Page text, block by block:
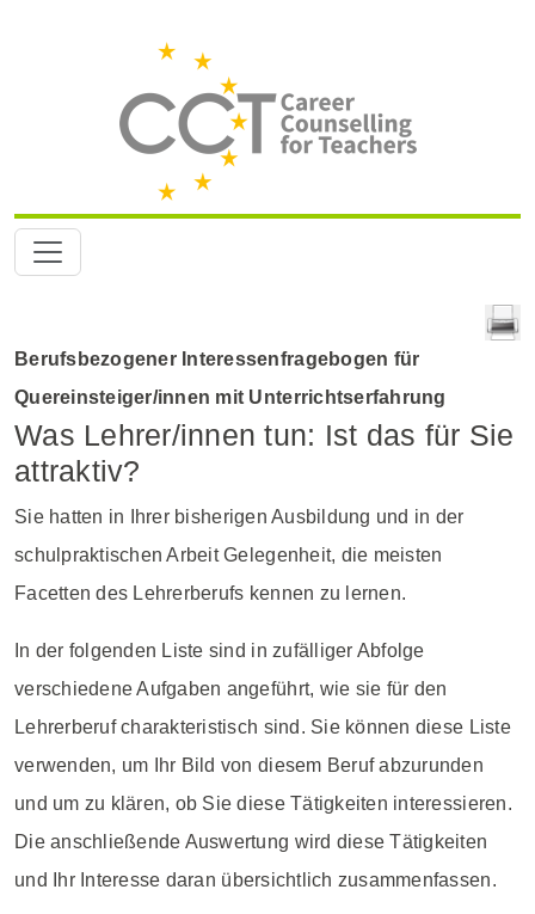
Berufsbezogener Interessenfragebogen für
Quereinsteiger/innen mit Unterrichtserfahrung
Was Lehrer/innen tun: Ist das für Sie
attraktiv?
Sie hatten in Ihrer bisherigen Ausbildung und in der
schulpraktischen Arbeit Gelegenheit, die meisten
Facetten des Lehrerberufs kennen zu lernen.
In der folgenden Liste sind in zufälliger Abfolge
verschiedene Aufgaben angeführt, wie sie für den
Lehrerberuf charakteristisch sind. Sie können diese Liste
verwenden, um Ihr Bild von diesem Beruf abzurunden
und um zu klären, ob Sie diese Tätigkeiten interessieren.
Die anschließende Auswertung wird diese Tätigkeiten
und Ihr Interesse daran übersichtlich zusammenfassen.